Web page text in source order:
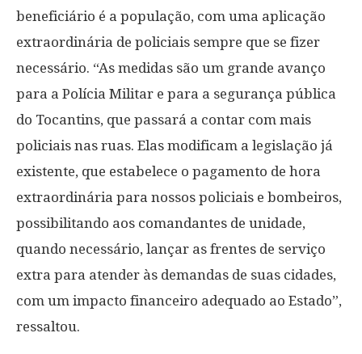
beneficiário é a população, com uma aplicação
extraordinária de policiais sempre que se fizer
necessário. “As medidas são um grande avanço
para a Polícia Militar e para a segurança pública
do Tocantins, que passará a contar com mais
policiais nas ruas. Elas modificam a legislação já
existente, que estabelece o pagamento de hora
extraordinária para nossos policiais e bombeiros,
possibilitando aos comandantes de unidade,
quando necessário, lançar as frentes de serviço
extra para atender às demandas de suas cidades,
com um impacto financeiro adequado ao Estado”,
ressaltou.